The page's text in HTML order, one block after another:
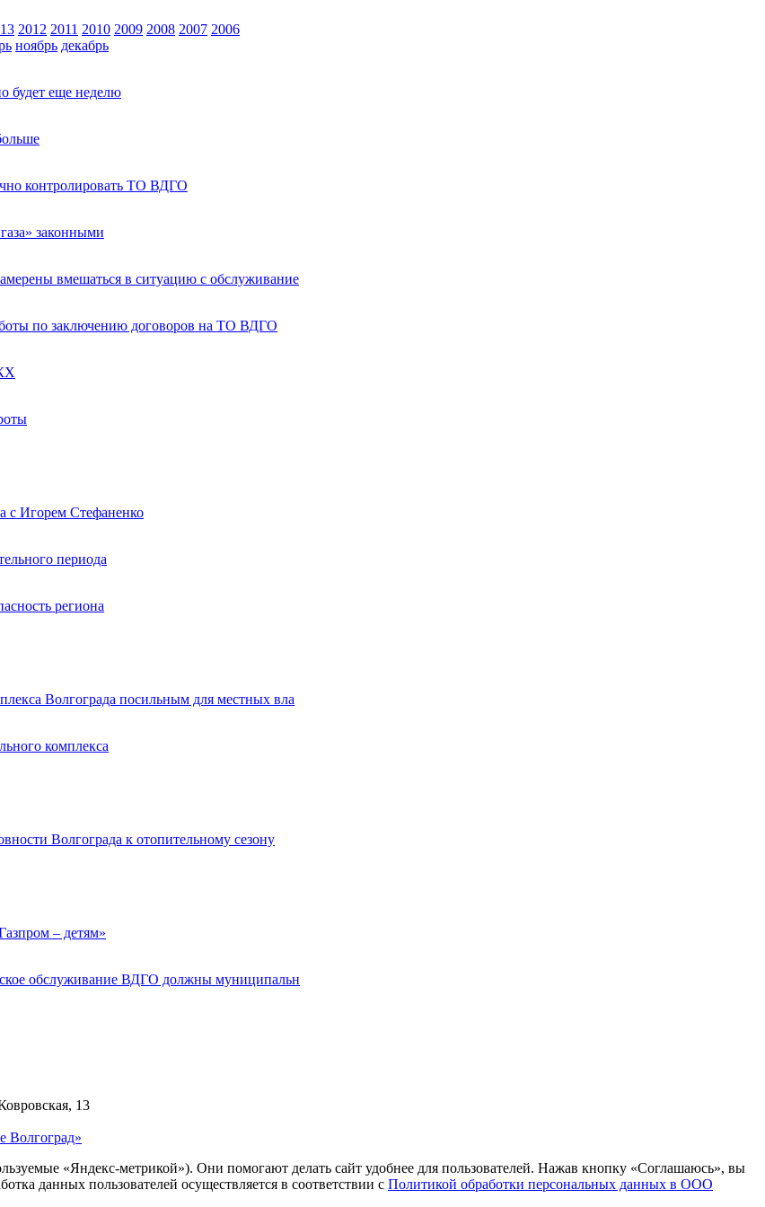
2012 2011 2010 2009 2008 2007 2006
ноябрь декабрь
будет еще неделю
контролировать ТО ВДГО
законными
вмешаться в ситуацию с обслуживание
по заключению договоров на ТО ВДГО
с Игорем Стефаненко
периода
региона
Волгограда посильным для местных вла
комплекса
Волгограда к отопительному сезону
– детям»
обслуживание ВДГО должны муниципальн
13
Волгоград»
«Яндекс-метрикой»). Они помогают делать сайт удобнее для пользователей. Нажав кнопку «Соглашаюсь», вы
данных пользователей осуществляется в соответствии с Политикой обработки персональных данных в ООО